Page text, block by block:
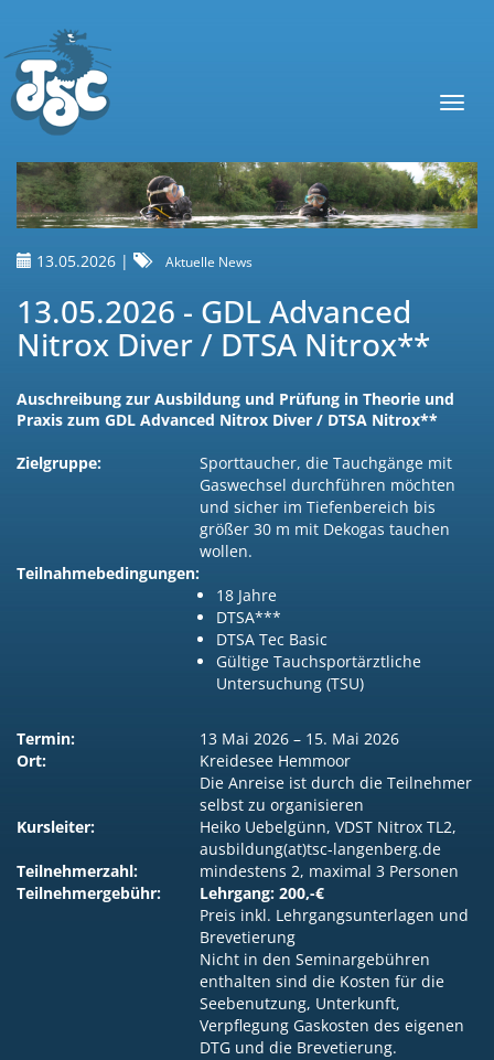
13.05.2026 | Aktuelle News
13.05.2026 - GDL Advanced
Nitrox Diver / DTSA Nitrox**
Auschreibung zur Ausbildung und Prüfung in Theorie und
Praxis zum GDL Advanced Nitrox Diver / DTSA Nitrox**
Zielgruppe:
Sporttaucher, die Tauchgänge mit
Gaswechsel durchführen möchten
und sicher im Tiefenbereich bis
größer 30 m mit Dekogas tauchen
wollen.
Teilnahmebedingungen:
18 Jahre
DTSA***
DTSA Tec Basic
Gültige Tauchsportärztliche
Untersuchung (TSU)
Termin:
13 Mai 2026 – 15. Mai 2026
Ort:
Kreidesee Hemmoor
Die Anreise ist durch die Teilnehmer
selbst zu organisieren
Kursleiter:
Heiko Uebelgünn, VDST Nitrox TL2,
ausbildung(at)tsc-langenberg.de
Teilnehmerzahl:
mindestens 2, maximal 3 Personen
Teilnehmergebühr:
Lehrgang: 200,-€
Preis inkl. Lehrgangsunterlagen und
Brevetierung
Nicht in den Seminargebühren
enthalten sind die Kosten für die
Seebenutzung, Unterkunft,
Verpflegung Gaskosten des eigenen
DTG und die Brevetierung.